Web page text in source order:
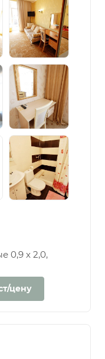
0,9 х 2,0,
цену